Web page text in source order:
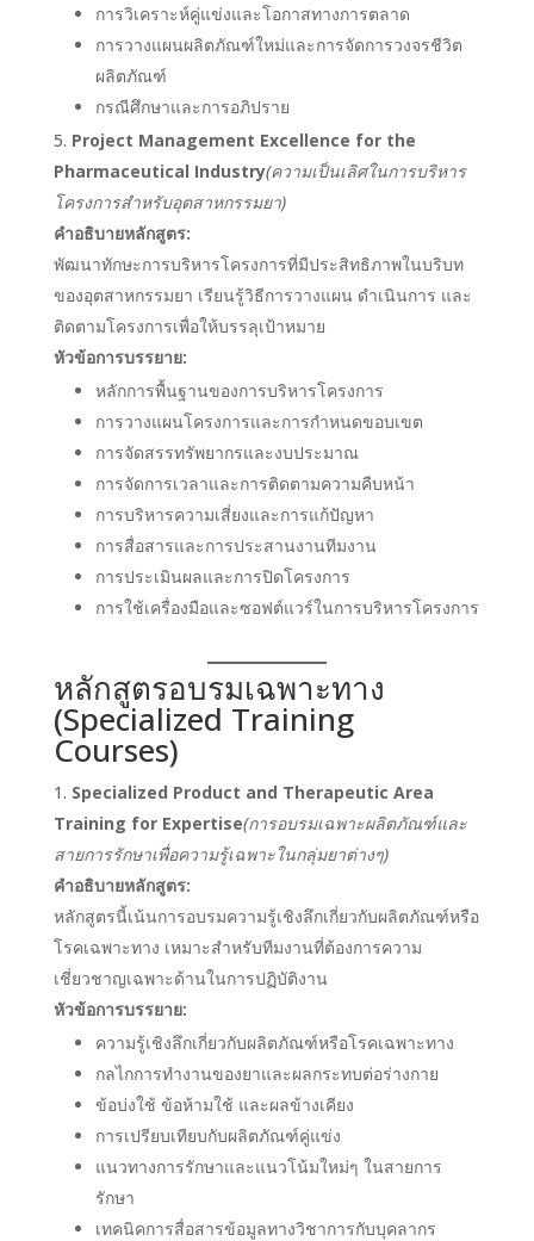
การวิเคราะห์คู่แข่งและโอกาสทางการตลาด
การวางแผนผลิตภัณฑ์ใหม่และการจัดการวงจรชีวิต
ผลิตภัณฑ์
กรณีศึกษาและการอภิปราย
Project Management Excellence for the
Pharmaceutical Industry(ความเป็นเลิศในการบริหาร
โครงการสำหรับอุตสาหกรรมยา)
คำอธิบายหลักสูตร:
พัฒนาทักษะการบริหารโครงการที่มีประสิทธิภาพในบริบท
ของอุตสาหกรรมยา เรียนรู้วิธีการวางแผน ดำเนินการ และ
ติดตามโครงการเพื่อให้บรรลุเป้าหมาย
หัวข้อการบรรยาย:
หลักการพื้นฐานของการบริหารโครงการ
การวางแผนโครงการและการกำหนดขอบเขต
การจัดสรรทรัพยากรและงบประมาณ
การจัดการเวลาและการติดตามความคืบหน้า
การบริหารความเสี่ยงและการแก้ปัญหา
การสื่อสารและการประสานงานทีมงาน
การประเมินผลและการปิดโครงการ
การใช้เครื่องมือและซอฟต์แวร์ในการบริหารโครงการ
หลักสูตรอบรมเฉพาะทาง
(Specialized Training
Courses)
Specialized Product and Therapeutic Area
Training for Expertise(การอบรมเฉพาะผลิตภัณฑ์และ
สายการรักษาเพื่อความรู้เฉพาะในกลุ่มยาต่างๆ)
คำอธิบายหลักสูตร:
หลักสูตรนี้เน้นการอบรมความรู้เชิงลึกเกี่ยวกับผลิตภัณฑ์หรือ
โรคเฉพาะทาง เหมาะสำหรับทีมงานที่ต้องการความ
เชี่ยวชาญเฉพาะด้านในการปฏิบัติงาน
หัวข้อการบรรยาย:
ความรู้เชิงลึกเกี่ยวกับผลิตภัณฑ์หรือโรคเฉพาะทาง
กลไกการทำงานของยาและผลกระทบต่อร่างกาย
ข้อบ่งใช้ ข้อห้ามใช้ และผลข้างเคียง
การเปรียบเทียบกับผลิตภัณฑ์คู่แข่ง
แนวทางการรักษาและแนวโน้มใหม่ๆ ในสายการ
รักษา
เทคนิคการสื่อสารข้อมูลทางวิชาการกับบุคลากร